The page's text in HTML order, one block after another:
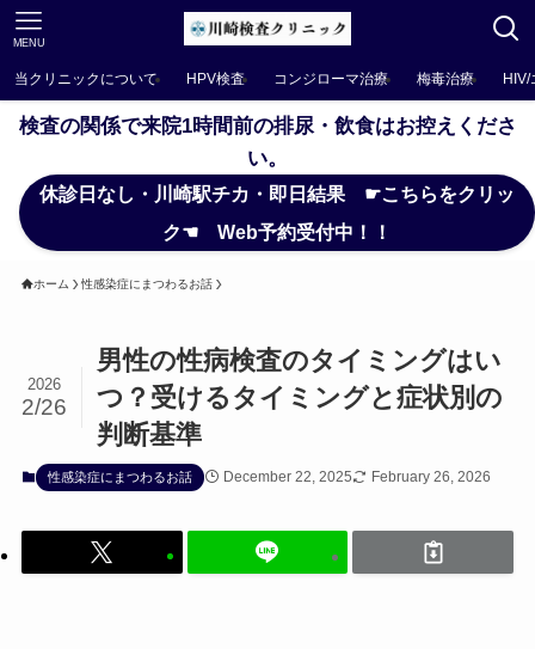
MENU
当クリニックについて HPV検査 コンジローマ治療 梅毒治療
検査の関係で来院1時間前の排尿・飲食はお控えくださ
い。
休診日なし・川崎駅チカ・即日結果 ☛こちらをクリッ
ク☚ Web予約受付中！！
ホーム 性感染症にまつわるお話
男性の性病検査のタイミングはい
つ？受けるタイミングと症状別の
判断基準
2026
2/26
性感染症にまつわるお話 December 22, 2025 February 26, 2026